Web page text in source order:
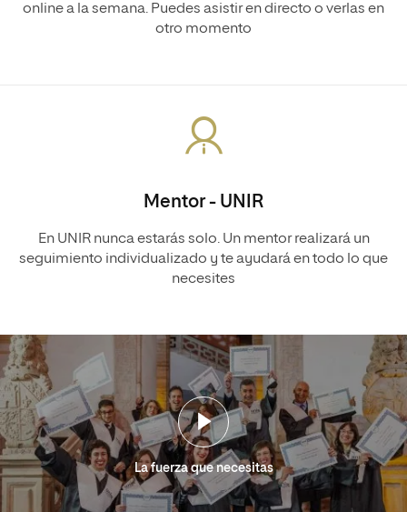
online a la semana. Puedes asistir en directo o verlas en
otro momento
Mentor - UNIR
En UNIR nunca estarás solo. Un mentor realizará un
seguimiento individualizado y te ayudará en todo lo que
necesites
La fuerza que necesitas